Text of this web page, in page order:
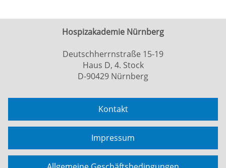
Hospizakademie Nürnberg
Deutschherrnstraße 15-19
Haus D, 4. Stock
D-90429 Nürnberg
Kontakt
Impressum